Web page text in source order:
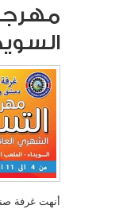
أنهت غرفة